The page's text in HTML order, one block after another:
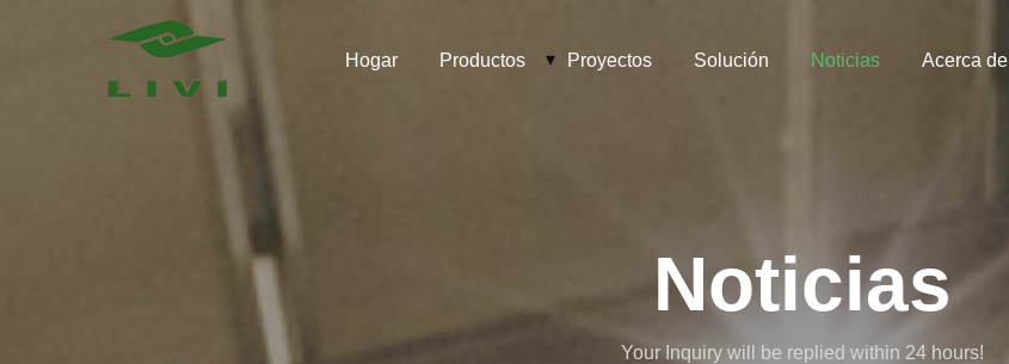
Hogar Productos Proyectos Solución Noticias Acerca de
Noticias
Your Inquiry will be replied within 24 hours!